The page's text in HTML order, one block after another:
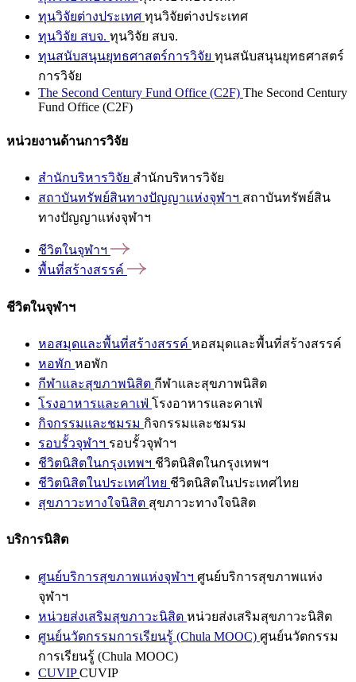
ทุนวิจัยต่างประเทศ ทุนวิจัยต่างประเทศ
ทุนวิจัย สบจ. ทุนวิจัย สบจ.
ทุนสนับสนุนยุทธศาสตร์การวิจัย ทุนสนับสนุนยุทธศาสตร์
การวิจัย
The Second Century Fund Office (C2F) The Second Century
Fund Office (C2F)
หน่วยงานด้านการวิจัย
สำนักบริหารวิจัย สำนักบริหารวิจัย
สถาบันทรัพย์สินทางปัญญาแห่งจุฬาฯ สถาบันทรัพย์สิน
ทางปัญญาแห่งจุฬาฯ
ชีวิตในจุฬาฯ
พื้นที่สร้างสรรค์
ชีวิตในจุฬาฯ
หอสมุดและพื้นที่สร้างสรรค์ หอสมุดและพื้นที่สร้างสรรค์
หอพัก หอพัก
กีฬาและสุขภาพนิสิต กีฬาและสุขภาพนิสิต
โรงอาหารและคาเฟ่ โรงอาหารและคาเฟ่
กิจกรรมและชมรม กิจกรรมและชมรม
รอบรั้วจุฬาฯ รอบรั้วจุฬาฯ
ชีวิตนิสิตในกรุงเทพฯ ชีวิตนิสิตในกรุงเทพฯ
ชีวิตนิสิตในประเทศไทย ชีวิตนิสิตในประเทศไทย
สุขภาวะทางใจนิสิต สุขภาวะทางใจนิสิต
บริการนิสิต
ศูนย์บริการสุขภาพแห่งจุฬาฯ ศูนย์บริการสุขภาพแห่ง
จุฬาฯ
หน่วยส่งเสริมสุขภาวะนิสิต หน่วยส่งเสริมสุขภาวะนิสิต
ศูนย์นวัตกรรมการเรียนรู้ (Chula MOOC) ศูนย์นวัตกรรม
การเรียนรู้ (Chula MOOC)
CUVIPCUVIP